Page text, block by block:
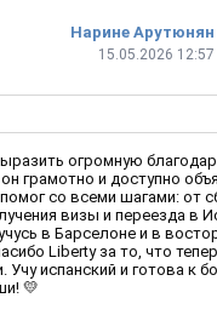
Нарине Арутюнян
15.05.2026 12:57
огромную
грамотно и доступно
со всеми шагами: от
визы и переезда в
в Барселоне и в
Liberty за то, что
Учу испанский и готова к
💛